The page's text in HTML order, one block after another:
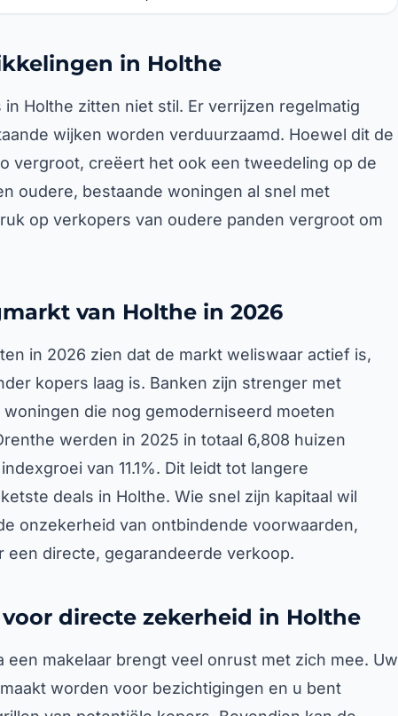
in Holthe
Holthe zitten niet stil. Er verrijzen regelmatig
wijken worden verduurzaamd. Hoewel dit de
vergroot, creëert het ook een tweedeling op de
oudere, bestaande woningen al snel met
op verkopers van oudere panden vergroot om
van Holthe in 2026
in 2026 zien dat de markt weliswaar actief is,
kopers laag is. Banken zijn strenger met
die nog gemoderniseerd moeten
werden in 2025 in totaal 6,808 huizen
van 11.1%. Dit leidt tot langere
deals in Holthe. Wie snel zijn kapitaal wil
onzekerheid van ontbindende voorwaarden,
een directe, gegarandeerde verkoop.
directe zekerheid in Holthe
makelaar brengt veel onrust met zich mee. Uw
worden voor bezichtigingen en u bent